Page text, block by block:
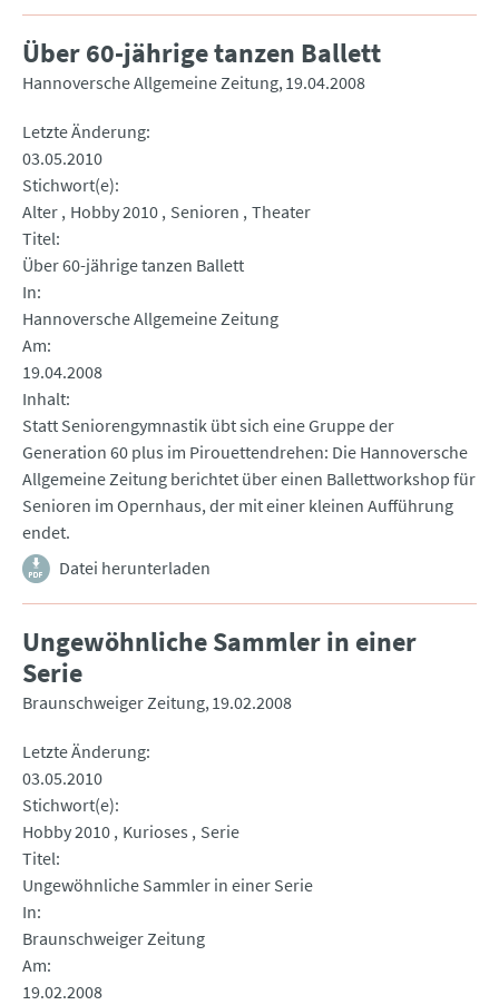
Über 60-jährige tanzen Ballett
Hannoversche Allgemeine Zeitung 19.04.2008
Letzte Änderung
03.05.2010
Stichwort(e)
Alter Hobby 2010 Senioren Theater
Titel
Über 60-jährige tanzen Ballett
In
Hannoversche Allgemeine Zeitung
Am
19.04.2008
Inhalt
Statt Seniorengymnastik übt sich eine Gruppe der
Generation 60 plus im Pirouettendrehen: Die Hannoversche
Allgemeine Zeitung berichtet über einen Ballettworkshop für
Senioren im Opernhaus, der mit einer kleinen Aufführung
endet.
Datei herunterladen
Ungewöhnliche Sammler in einer
Serie
Braunschweiger Zeitung 19.02.2008
Letzte Änderung
03.05.2010
Stichwort(e)
Hobby 2010 Kurioses
Serie
Titel
Ungewöhnliche Sammler in einer Serie
In
Braunschweiger Zeitung
Am
19.02.2008